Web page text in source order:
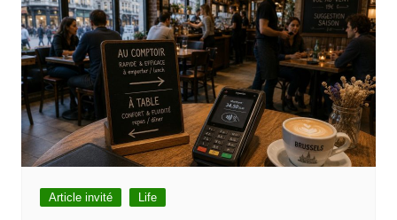
Article invité Life